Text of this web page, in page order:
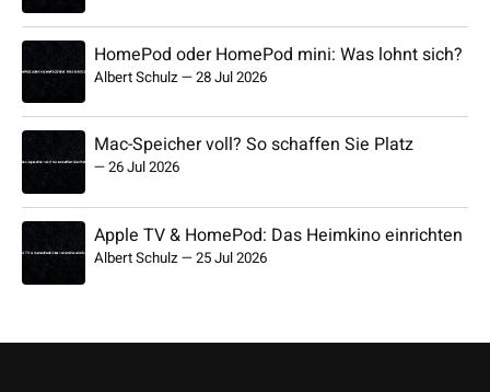
HomePod oder HomePod mini: Was lohnt sich?
Albert Schulz—28 Jul 2026
Mac-Speicher voll? So schaffen Sie Platz
—26 Jul 2026
Apple TV & HomePod: Das Heimkino einrichten
Albert Schulz—25 Jul 2026